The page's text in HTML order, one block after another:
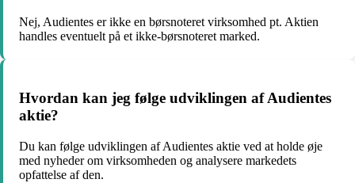
Nej, Audientes er ikke en børsnoteret virksomhed pt. Aktien
handles eventuelt på et ikke-børsnoteret marked.
Hvordan kan jeg følge udviklingen af Audientes
aktie?
Du kan følge udviklingen af Audientes aktie ved at holde øje
med nyheder om virksomheden og analysere markedets
opfattelse af den.